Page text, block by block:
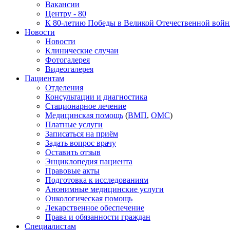
Вакансии
Центру - 80
К 80-летию Победы в Великой Отечественной
Новости
Новости
Клинические случаи
Фотогалерея
Видеогалерея
Пациентам
Отделения
Консультации и диагностика
Стационарное лечение
Медицинская помощь (ВМП, ОМС)
Платные услуги
Записаться на приём
Задать вопрос врачу
Оставить отзыв
Энциклопедия пациента
Правовые акты
Подготовка к исследованиям
Анонимные медицинские услуги
Онкологическая помощь
Лекарственное обеспечение
Права и обязанности граждан
Специалистам